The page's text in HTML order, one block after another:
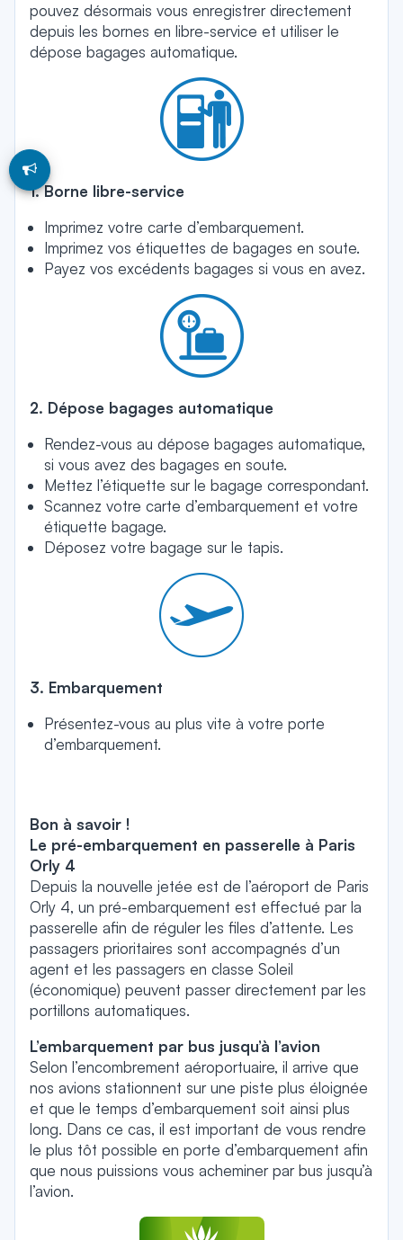
pouvez désormais vous enregistrer directement
depuis les bornes en libre-service et utiliser le
dépose bagages automatique.
1. Borne libre-service
Imprimez votre carte d’embarquement.
Imprimez vos étiquettes de bagages en soute.
Payez vos excédents bagages si vous en avez.
2. Dépose bagages automatique
Rendez-vous au dépose bagages automatique,
si vous avez des bagages en soute.
Mettez l’étiquette sur le bagage correspondant.
Scannez votre carte d’embarquement et votre
étiquette bagage.
Déposez votre bagage sur le tapis.
3. Embarquement
Présentez-vous au plus vite à votre porte
d’embarquement.
Bon à savoir !
Le pré-embarquement en passerelle à Paris
Orly 4
Depuis la nouvelle jetée est de l’aéroport de Paris
Orly 4, un pré-embarquement est effectué par la
passerelle afin de réguler les files d’attente. Les
passagers prioritaires sont accompagnés d’un
agent et les passagers en classe Soleil
(économique) peuvent passer directement par les
portillons automatiques.
L’embarquement par bus jusqu’à l’avion
Selon l’encombrement aéroportuaire, il arrive que
nos avions stationnent sur une piste plus éloignée
et que le temps d’embarquement soit ainsi plus
long. Dans ce cas, il est important de vous rendre
le plus tôt possible en porte d’embarquement afin
que nous puissions vous acheminer par bus jusqu’à
l’avion.